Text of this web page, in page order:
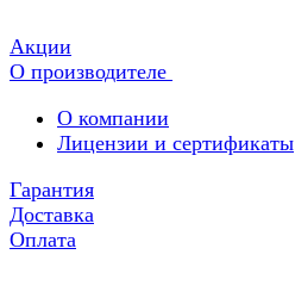
Акции
О производителе
О компании
Лицензии и сертификаты
Гарантия
Доставка
Оплата